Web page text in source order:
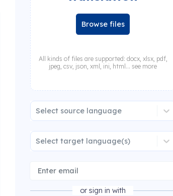
Browse files
All kinds of files are supported: docx, xlsx, pdf,
jpeg, csv, json, xml, ini, html... see more
Select source language
Select target language(s)
or sign in with